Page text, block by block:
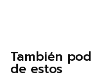
También
de estos